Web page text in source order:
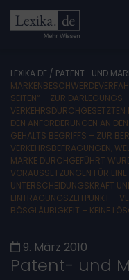
LEXIKA.DE / PATENT- UND
SEITEN“ – ZUR
DEN ANFORDERUNGEN AN
GEHALTS BEGRIFFS – ZUR
VERKEHRSBEFRAGUNGEN,
MARKE DURCHGEFÜHRT
VORAUSSETZUNGEN FÜR
UNTERSCHEIDUNGSKRAFT
EINTRAGUNGSZEITPUNKT –
BÖSGLÄUBIGKEIT – KEINE
9. März 2010
Patent- und